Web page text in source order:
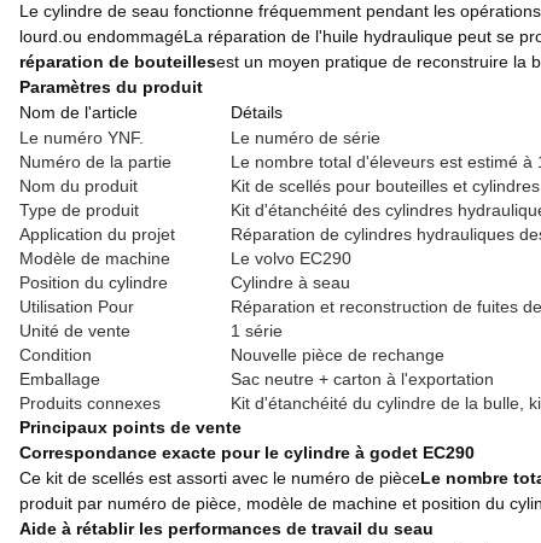
Le cylindre de seau fonctionne fréquemment pendant les
lourd.ou endommagéLa réparation de l'huile hydraulique peut se
réparation de bouteillesest un moyen pratique de reconstruire la
Paramètres du produit
Nom de l'article
Détails
Le numéro YNF.
Le numéro de série
Numéro de la partie
Le nombre total d'éleveurs est estimé à
Nom du produit
Kit de scellés pour bouteilles et cylindres
Type de produit
Kit d'étanchéité des cylindres
Application du projet
Réparation de cylindres hydrauliques
Modèle de machine
Le volvo EC290
Position du cylindre
Cylindre à seau
Utilisation Pour
Réparation et reconstruction de fuites
Unité de vente
1 série
Condition
Nouvelle pièce de rechange
Emballage
Sac neutre + carton à l'exportation
Produits connexes
Kit d'étanchéité du cylindre de la bulle,
Principaux points de vente
Correspondance exacte pour le cylindre à godet EC290
Ce kit de scellés est assorti avec le numéro de pièceLe nombre
produit par numéro de pièce, modèle de machine et position du
Aide à rétablir les performances de travail du seau